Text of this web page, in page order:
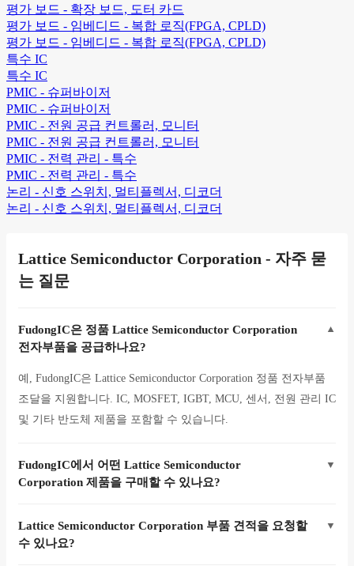
평가 보드 - 확장 보드, 도터 카드
평가 보드 - 임베디드 - 복합 로직(FPGA, CPLD)
평가 보드 - 임베디드 - 복합 로직(FPGA, CPLD)
특수 IC
특수 IC
PMIC - 슈퍼바이저
PMIC - 슈퍼바이저
PMIC - 전원 공급 컨트롤러, 모니터
PMIC - 전원 공급 컨트롤러, 모니터
PMIC - 전력 관리 - 특수
PMIC - 전력 관리 - 특수
논리 - 신호 스위치, 멀티플렉서, 디코더
논리 - 신호 스위치, 멀티플렉서, 디코더
Lattice Semiconductor Corporation - 자주 묻
는 질문
FudongIC은 정품 Lattice Semiconductor Corporation
전자부품을 공급하나요?
▼
예, FudongIC은 Lattice Semiconductor Corporation 정품 전자부품
조달을 지원합니다. IC, MOSFET, IGBT, MCU, 센서, 전원 관리 IC
및 기타 반도체 제품을 포함할 수 있습니다.
FudongIC에서 어떤 Lattice Semiconductor
Corporation 제품을 구매할 수 있나요?
▼
Lattice Semiconductor Corporation 부품 견적을 요청할
수 있나요?
▼